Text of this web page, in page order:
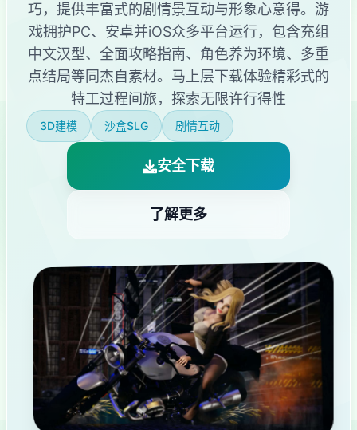
巧，提供丰富式的剧情景互动与形象心意得。游
戏拥护PC、安卓并iOS众多平台运行，包含充组
中文汉型、全面攻略指南、角色养为环境、多重
点结局等同杰自素材。马上层下载体验精彩式的
特工过程间旅，探索无限许行得性
3D建模 沙盒SLG 剧情互动
安全下载
了解更多